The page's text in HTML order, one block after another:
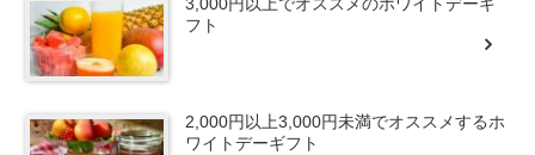
フト
2,000円以上3,000円未満でオススメするホ
ワイトデーギフト